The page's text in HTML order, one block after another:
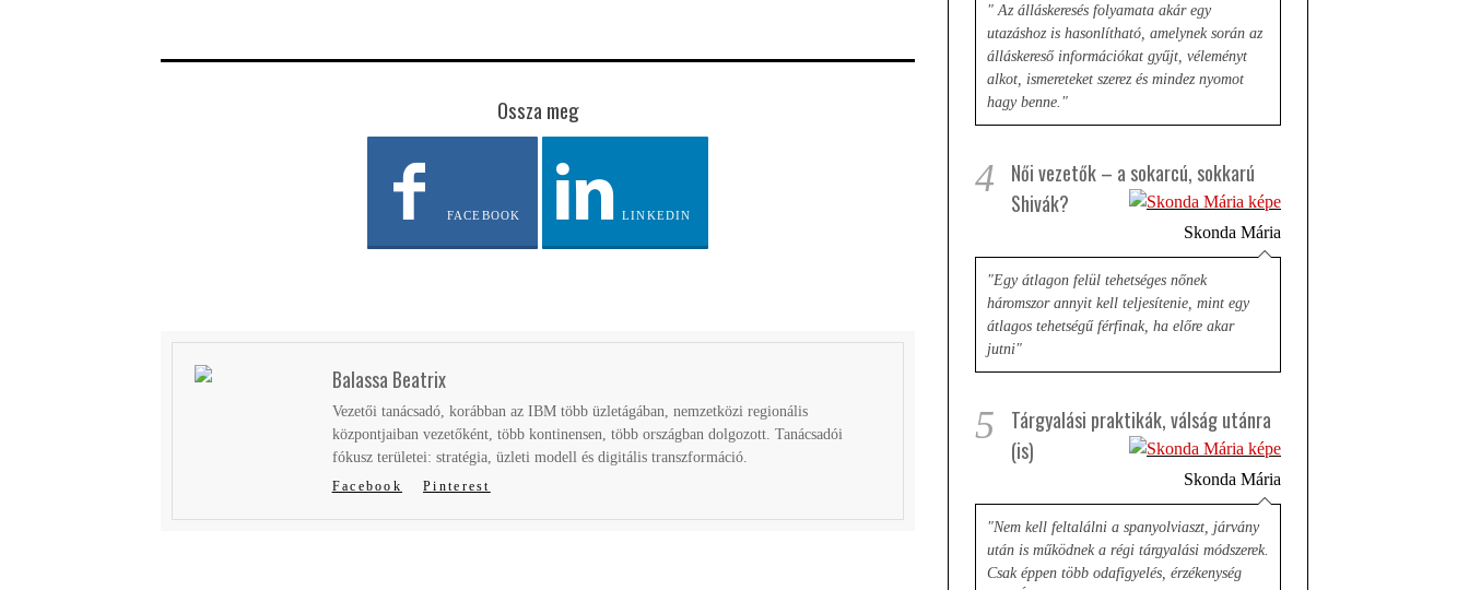
Ossza meg
FACEBOOK LINKEDIN
Balassa Beatrix
Vezetői tanácsadó, korábban az IBM több üzletágában, nemzetközi regionális
központjaiban vezetőként, több kontinensen, több országban dolgozott. Tanácsadói
fókusz területei: stratégia, üzleti modell és digitális transzformáció.
Facebook Pinterest
" Az álláskeresés folyamata akár egy
utazáshoz is hasonlítható, amelynek során az
álláskereső információkat gyűjt, véleményt
alkot, ismereteket szerez és mindez nyomot
hagy benne."
4
Női vezetők – a sokarcú, sokkarú
Shivák?
Skonda Mária
"Egy átlagon felül tehetséges nőnek
háromszor annyit kell teljesítenie, mint egy
átlagos tehetségű férfinak, ha előre akar
jutni"
5
Tárgyalási praktikák, válság utánra
(is)
Skonda Mária
"Nem kell feltalálni a spanyolviaszt, járvány
után is működnek a régi tárgyalási módszerek.
Csak éppen több odafigyelés, érzékenység